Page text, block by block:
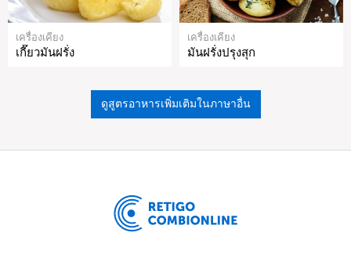
เครื่องเคียง
เกี๊ยวมันฝรั่ง
เครื่องเคียง
มันฝรั่งปรุงสุก
ดูสูตรอาหารเพิ่มเติมในภาษาอื่น